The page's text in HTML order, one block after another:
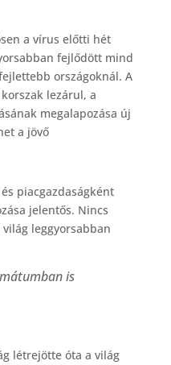
a vírus előtti hét
fejlődött mind
országoknál. A
lezárul, a
megalapozása új
a jövő
piacgazdaságként
jelentős. Nincs
leggyorsabban
is
létrejötte óta a világ